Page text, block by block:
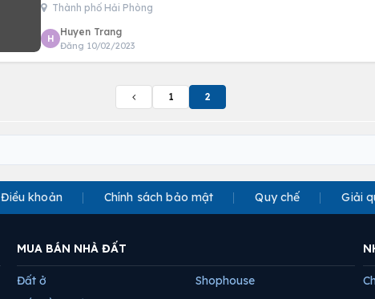
Thành phố Hải Phòng
H
Huyen Trang
Đăng 10/02/2023
1 2
Điều khoản Chính sách bảo mật Quy chế Giải
MUA BÁN NHÀ ĐẤT
Đất ở
Shophouse